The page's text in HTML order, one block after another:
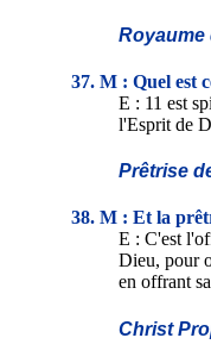
Royaume
37. M : Quel est
E : 11 est
l'Esprit de
Prêtrise
38. M : Et la
E : C'est
Dieu, pour
en offrant
Christ